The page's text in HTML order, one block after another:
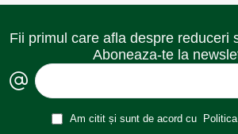
Fii primul care afla despre reduceri
Aboneaza-te la
Am citit și sunt de acord cu